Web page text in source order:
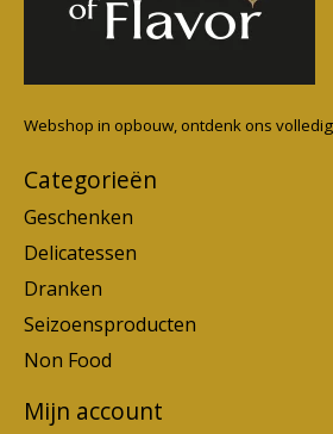
Webshop in opbouw, ontdenk ons
Categorieën
Geschenken
Delicatessen
Dranken
Seizoensproducten
Non Food
Mijn account